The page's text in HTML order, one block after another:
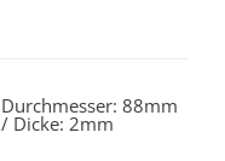
Durchmesser: 88mm
/ Dicke: 2mm